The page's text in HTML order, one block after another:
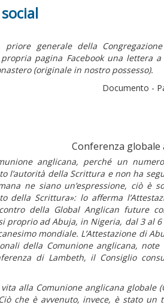
generale della
pagina Facebook una
(originale in nostro possesso).
Documento -
Conferenza globale
anglicana, perché un
l’autorità della Scrittura e non ha
ne siano un’espressione, ciò è
della Scrittura»: lo afferma l’
della Global Anglican future
proprio ad Abuja, in Nigeria, dal 3 al 6
mondiale. L’Attestazione di
della Comunione anglicana, note
di Lambeth, il Consiglio
alla Comunione anglicana globale
che è avvenuto, invece, è stato